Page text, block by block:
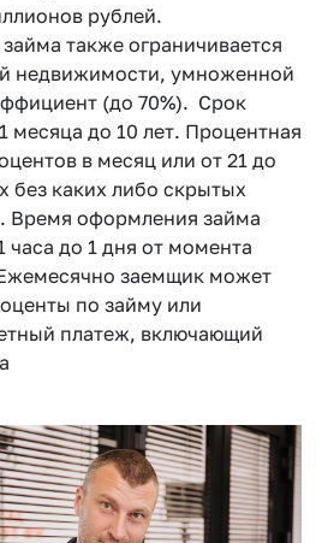
рублей.
также ограничивается
недвижимости, умноженной
(до 70%). Срок
месяца до 10 лет. Процентная
в месяц или от 21 до
без каких либо скрытых
Время оформления займа
часа до 1 дня от момента
заемщик может
по займу или
платеж, включающий